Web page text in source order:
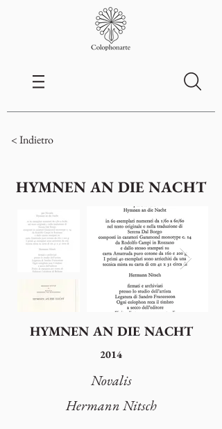
< Indietro
HYMNEN AN DIE NACHT
HYMNEN AN DIE NACHT
2014
Novalis
Hermann Nitsch